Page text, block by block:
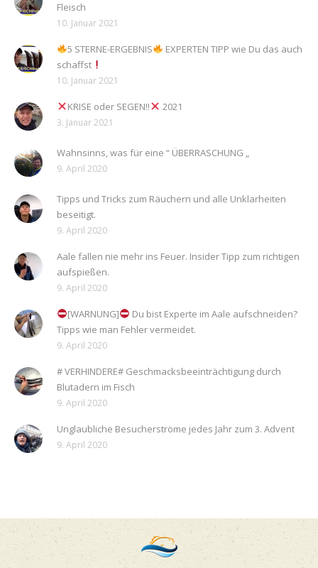
Fleisch
10. Januar 2021
5 STERNE-ERGEBNIS
EXPERTEN TIPP wie Du das auch
schaffst
10. Januar 2021
KRISE oder SEGEN!! 2021
3. Januar 2021
Wahnsinns, was für eine “ ÜBERRASCHUNG „
9. April 2020
Tipps und Tricks zum Räuchern und alle Unklarheiten
beseitigt.
9. April 2020
Aale fallen nie mehr ins Feuer. Insider Tipp zum richtigen
aufspießen.
9. April 2020
[WARNUNG]
Du bist Experte im Aale aufschneiden?
Tipps wie man Fehler vermeidet.
9. April 2020
# VERHINDERE# Geschmacksbeeinträchtigung durch
Blutadern im Fisch
9. April 2020
Unglaubliche Besucherströme jedes Jahr zum 3. Advent
9. April 2020